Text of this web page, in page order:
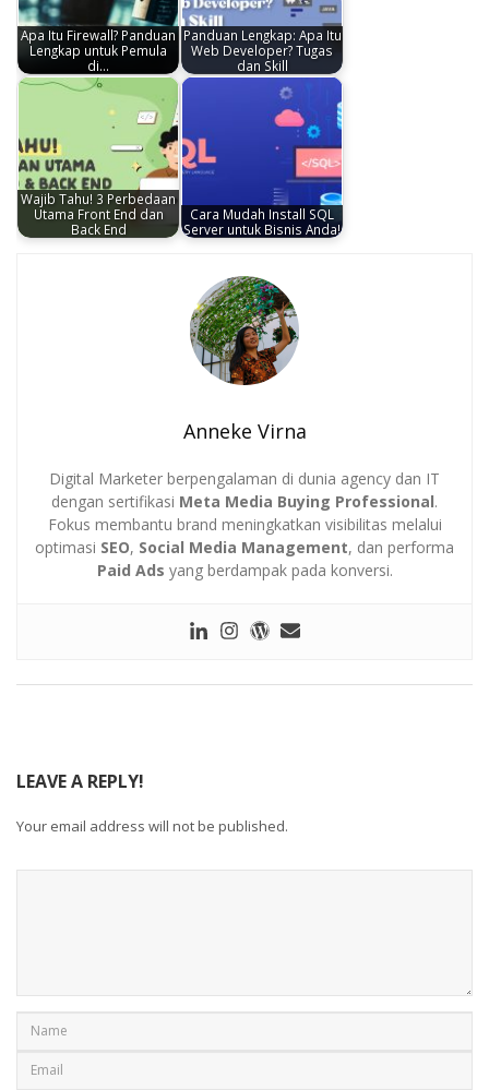
Apa Itu Firewall? Panduan
Lengkap untuk Pemula
di…
Panduan Lengkap: Apa Itu
Web Developer? Tugas
dan Skill
Wajib Tahu! 3 Perbedaan
Utama Front End dan
Back End
Cara Mudah Install SQL
Server untuk Bisnis Anda!
Anneke Virna
Digital Marketer berpengalaman di dunia agency dan IT
dengan sertifikasi Meta Media Buying Professional.
Fokus membantu brand meningkatkan visibilitas melalui
optimasi SEO, Social Media Management, dan performa
Paid Ads yang berdampak pada konversi.
LEAVE A REPLY!
Your email address will not be published.